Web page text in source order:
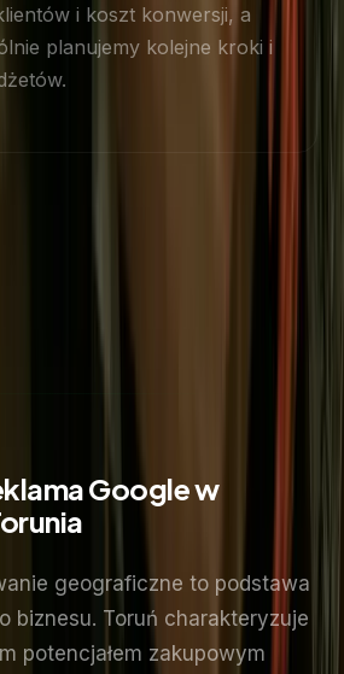
i koszt konwersji, a
planujemy kolejne kroki i
Google w
geograficzne to podstawa
biznesu. Toruń charakteryzuje
potencjałem zakupowym